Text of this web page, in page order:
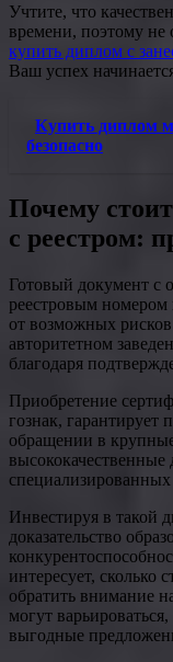
Учтите, что
времени, поэтому не
купить диплом с
Ваш успех
Купить диплом
безопасно
Почему
с реестром:
Готовый документ с
реестровым номером
от возможных
авторитетном
благодаря
Приобретение
гознак,
обращении в
специализированных
Инвестируя в такой
доказательство
интересует, сколько
обратить внимание
могут
выгодные